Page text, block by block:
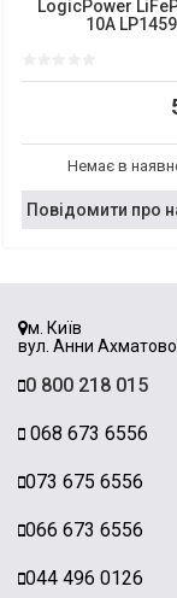
LogicPower
10A
Немає в
Повідомити про
м. Київ
вул. Анни
0 800 218 015
068 673 6556
073 675 6556
066 673 6556
044 496 0126